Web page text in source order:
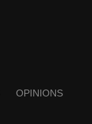
OPINIONS